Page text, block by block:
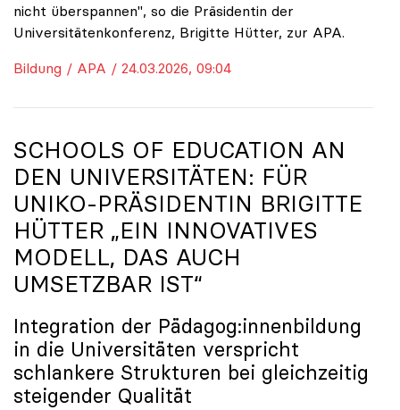
nicht überspannen", so die Präsidentin der
Universitätenkonferenz, Brigitte Hütter, zur APA.
Bildung / APA / 24.03.2026, 09:04
SCHOOLS OF EDUCATION AN
DEN UNIVERSITÄTEN: FÜR
UNIKO-PRÄSIDENTIN BRIGITTE
HÜTTER „EIN INNOVATIVES
MODELL, DAS AUCH
UMSETZBAR IST“
Integration der Pädagog:innenbildung
in die Universitäten verspricht
schlankere Strukturen bei gleichzeitig
steigender Qualität